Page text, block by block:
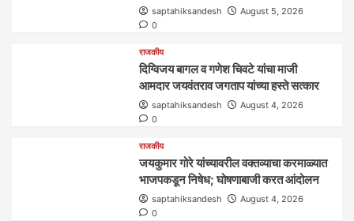
saptahiksandesh
August 5, 2026
0
राजकीय
दिग्विजय बागल व गणेश चिवटे यांचा माजी
आमदार जयवंतराव जगताप यांच्या हस्ते सत्कार
saptahiksandesh
August 4, 2026
0
राजकीय
जयकुमार गोरे यांच्यावरील वक्तव्याचा करमाळ्यात
भाजपकडून निषेध; घोषणाबाजी करत आंदोलन
saptahiksandesh
August 4, 2026
0